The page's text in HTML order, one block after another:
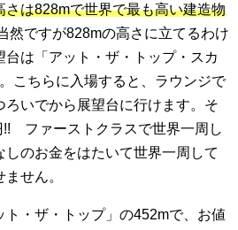
さは828mで世界で最も高い建造物
然ですが828mの高さに立てるわけ
は「アット・ザ・トップ・スカ
こちらに入場すると、ラウンジで
いでから展望台に行けます。そ
!! ファーストクラスで世界一周し
のお金をはたいて世界一周して
せん。
ト・ザ・トップ」の452mで、お値